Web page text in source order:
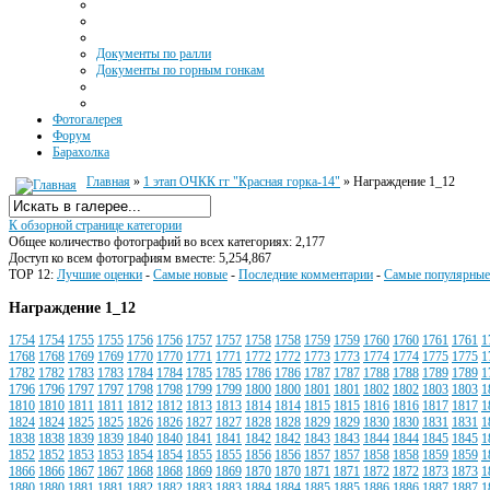
Документы по ралли
Документы по горным гонкам
Фотогалерея
Форум
Барахолка
Главная » 1 этап ОЧКК гг "Красная горка-14" » Награждение 1_12
К обзорной странице категории
Общее количество фотографий во всех категориях: 2,177
Доступ ко всем фотографиям вместе: 5,254,867
TOP 12: Лучшие оценки - Самые новые - Последние комментарии - Самые популярные
Награждение 1_12
1754 1754 1755 1755 1756 1756 1757 1757 1758 1758 1759 1759 1760 1760 1761 1761
1768 1768 1769 1769 1770 1770 1771 1771 1772 1772 1773 1773 1774 1774 1775 1775
1782 1782 1783 1783 1784 1784 1785 1785 1786 1786 1787 1787 1788 1788 1789 1789
1796 1796 1797 1797 1798 1798 1799 1799 1800 1800 1801 1801 1802 1802 1803 1803
1810 1810 1811 1811 1812 1812 1813 1813 1814 1814 1815 1815 1816 1816 1817 1817
1824 1824 1825 1825 1826 1826 1827 1827 1828 1828 1829 1829 1830 1830 1831 1831
1838 1838 1839 1839 1840 1840 1841 1841 1842 1842 1843 1843 1844 1844 1845 1845
1852 1852 1853 1853 1854 1854 1855 1855 1856 1856 1857 1857 1858 1858 1859 1859
1866 1866 1867 1867 1868 1868 1869 1869 1870 1870 1871 1871 1872 1872 1873 1873